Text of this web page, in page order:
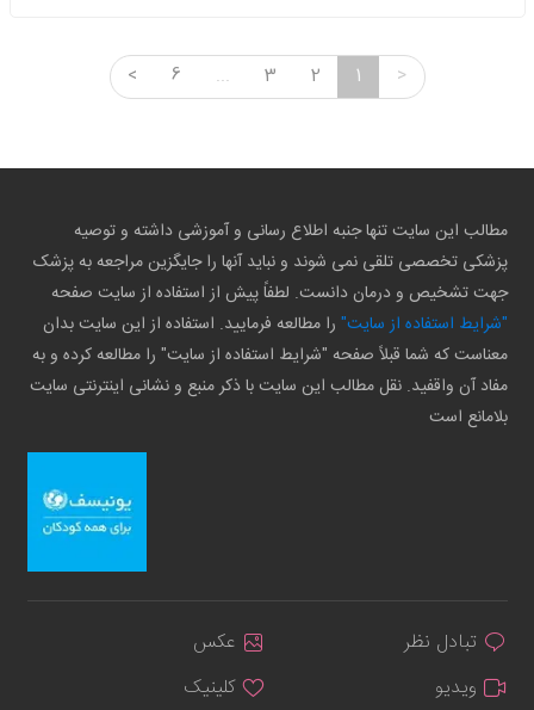
>
1
2
3
...
6
<
مطالب این سایت تنها جنبه اطلاع رسانی و آموزشی داشته و توصیه
پزشکی تخصصی تلقی نمی شوند و نباید آنها را جایگزین مراجعه به پزشک
جهت تشخیص و درمان دانست. لطفاً پیش از استفاده از سایت صفحه
"شرایط استفاده از سایت" را مطالعه فرمایید. استفاده از این سایت بدان
معناست که شما قبلاً صفحه "شرایط استفاده از سایت" را مطالعه کرده و به
مفاد آن واقفید. نقل مطالب این سایت با ذکر منبع و نشانی اینترنتی سایت
بلامانع است
تبادل نظر
عکس
ویدیو
کلینیک